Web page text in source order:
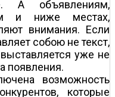
А объявлениям,
и ниже местах,
внимания. Если
собою не текст,
уже не
появления.
возможность
которые